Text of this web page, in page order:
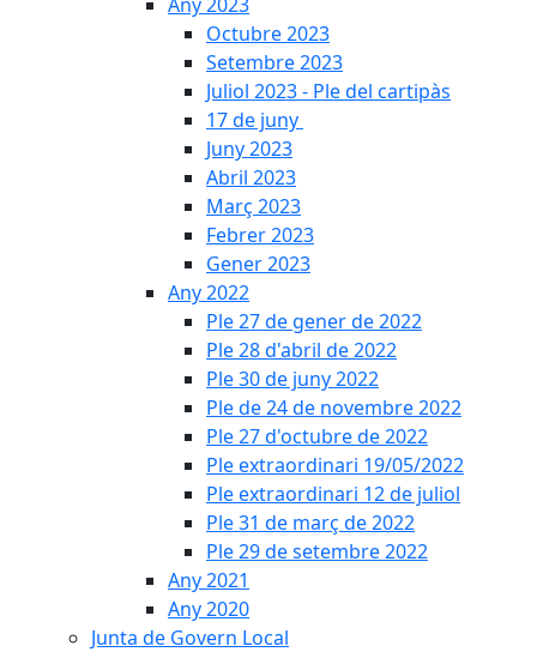
Octubre 2023
Setembre 2023
Juliol 2023 - Ple del cartipàs
17 de juny
Juny 2023
Abril 2023
Març 2023
Febrer 2023
Gener 2023
Any 2022
Ple 27 de gener de 2022
Ple 28 d'abril de 2022
Ple 30 de juny 2022
Ple de 24 de novembre 2022
Ple 27 d'octubre de 2022
Ple extraordinari 19/05/2022
Ple extraordinari 12 de juliol
Ple 31 de març de 2022
Ple 29 de setembre 2022
Any 2021
Any 2020
Junta de Govern Local